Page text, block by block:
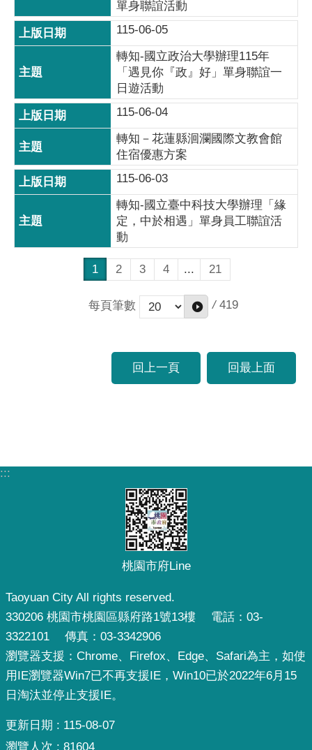
單身聯誼活動
115-06-05
轉知-國立政治大學辦理115年
「遇見你『政』好」單身聯誼一
日遊活動
115-06-04
轉知－花蓮縣洄瀾國際文教會館
住宿優惠方案
115-06-03
轉知-國立臺中科技大學辦理「緣
定，中於相遇」單身員工聯誼活
動
1 2 3 4 ... 21
每頁筆數 / 419
回上一頁 回最上面
:::
桃園市府Line
Taoyuan City All rights reserved.
330206 桃園市桃園區縣府路1號13樓 電話：03-
3322101 傳真：03-3342906
瀏覽器支援：Chrome、Firefox、Edge、Safari為主，如使
用IE瀏覽器Win7已不再支援IE，Win10已於2022年6月15
日淘汰並停止支援IE。
更新日期
115-08-07
瀏覽人次
81604